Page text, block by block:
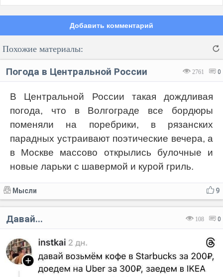
Добавить комментарий
Код: Отправить
Похожие материалы:
2761 0
Погода в Центральной России
В Центральной России такая дождливая
погода, что в Волгограде все бордюры
поменяли на поребрики, в рязанских
парадных устраивают поэтические вечера, а
в Москве массово открылись булочные и
новые ларьки с шавермой и курой гриль.
9
Мысли
108 0
Давай...